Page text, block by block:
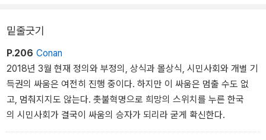
밑줄긋기
P.206 Conan
2018년 3월 현재 정의와 부정의, 상식과 몰상식, 시민사회와 개별 기
득권의 싸움은 여전히 진행 중이다. 하지만 이 싸움은 멈출 수도 없
고, 멈춰지지도 않는다. 촛불혁명으로 희망의 스위치를 누른 한국
의 시민사회가 결국이 싸움의 승자가 되리라 굳게 확신한다.